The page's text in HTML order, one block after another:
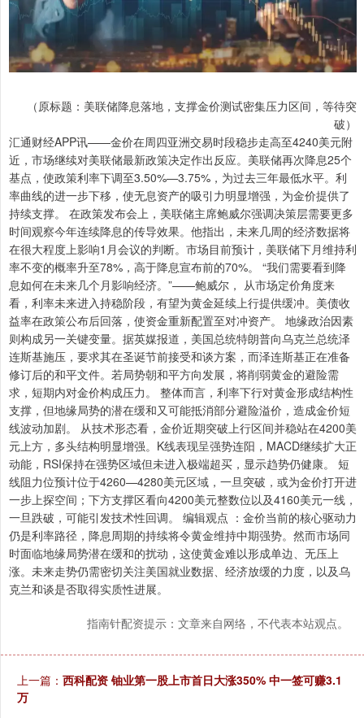
（原标题：美联储降息落地，支撑金价测试密集压力区间，等待突
破）
汇通财经APP讯——金价在周四亚洲交易时段稳步走高至4240美元附
近，市场继续对美联储最新政策决定作出反应。美联储再次降息25个
基点，使政策利率下调至3.50%—3.75%，为过去三年最低水平。利
率曲线的进一步下移，使无息资产的吸引力明显增强，为金价提供了
持续支撑。 在政策发布会上，美联储主席鲍威尔强调决策层需要更多
时间观察今年连续降息的传导效果。他指出，未来几周的经济数据将
在很大程度上影响1月会议的判断。市场目前预计，美联储下月维持利
率不变的概率升至78%，高于降息宣布前的70%。 “我们需要看到降
息如何在未来几个月影响经济。”——鲍威尔， 从市场定价角度来
看，利率未来进入持稳阶段，有望为黄金延续上行提供缓冲。美债收
益率在政策公布后回落，使资金重新配置至对冲资产。 地缘政治因素
则构成另一关键变量。据英媒报道，美国总统特朗普向乌克兰总统泽
连斯基施压，要求其在圣诞节前接受和谈方案，而泽连斯基正在准备
修订后的和平文件。若局势朝和平方向发展，将削弱黄金的避险需
求，短期内对金价构成压力。 整体而言，利率下行对黄金形成结构性
支撑，但地缘局势的潜在缓和又可能抵消部分避险溢价，造成金价短
线波动加剧。 从技术形态看，金价近期突破上行区间并稳站在4200美
元上方，多头结构明显增强。K线表现呈强势连阳，MACD继续扩大正
动能，RSI保持在强势区域但未进入极端超买，显示趋势仍健康。 短
线阻力位预计位于4260—4280美元区域，一旦突破，或为金价打开进
一步上探空间；下方支撑区看向4200美元整数位以及4160美元一线，
一旦跌破，可能引发技术性回调。 编辑观点 ：金价当前的核心驱动力
仍是利率路径，降息周期的持续将令黄金维持中期强势。然而市场同
时面临地缘局势潜在缓和的扰动，这使黄金难以形成单边、无压上
涨。未来走势仍需密切关注美国就业数据、经济放缓的力度，以及乌
克兰和谈是否取得实质性进展。
指南针配资提示：文章来自网络，不代表本站观点。
上一篇： 西科配资 铀业第一股上市首日大涨350% 中一签可赚3.1
万